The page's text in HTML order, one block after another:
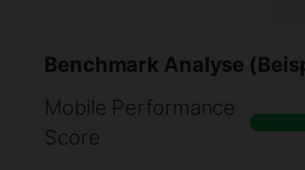
Benchmark Analyse
Mobile Performance
Score